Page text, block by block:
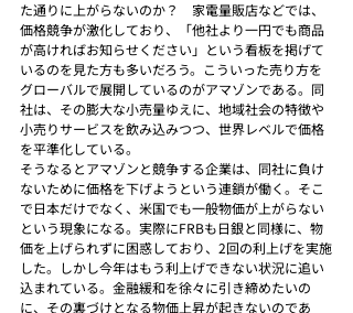
た通りに上がらないのか？　家電量販店などでは、
価格競争が激化しており、「他社より一円でも商品
が高ければお知らせください」という看板を掲げて
いるのを見た方も多いだろう。こういった売り方を
グローバルで展開しているのがアマゾンである。同
社は、その膨大な小売量ゆえに、地域社会の特徴や
小売りサービスを飲み込みつつ、世界レベルで価格
を平準化している。
そうなるとアマゾンと競争する企業は、同社に負け
ないために価格を下げようという連鎖が働く。そこ
で日本だけでなく、米国でも一般物価が上がらない
という現象になる。実際にFRBも日銀と同様に、物
価を上げられずに困惑しており、2回の利上げを実施
した。しかし今年はもう利上げできない状況に追い
込まれている。金融緩和を徐々に引き締めたいの
に、その裏づけとなる物価上昇が起きないのであ